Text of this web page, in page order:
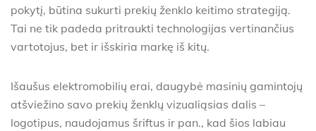
pokytį, būtina sukurti prekių ženklo keitimo strategiją.
Tai ne tik padeda pritraukti technologijas vertinančius
vartotojus, bet ir išskiria markę iš kitų.
Išaušus elektromobilių erai, daugybė masinių gamintojų
atšviežino savo prekių ženklų vizualiąsias dalis –
logotipus, naudojamus šriftus ir pan., kad šios labiau